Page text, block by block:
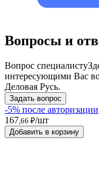
Вопросы и
Вопрос специалисту
интересующими Вас
Деловая Русь.
Задать вопрос
-5% после авторизации
167,66 ₽/шт
Добавить в корзину